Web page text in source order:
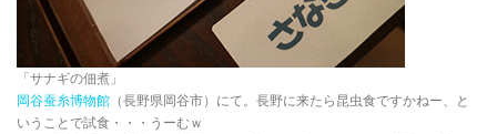
「サナギの佃煮」
岡谷蚕糸博物館 （長野県岡谷市）にて。長野に来たら昆虫食ですかねー、と
いうことで試食・・・うーむｗ